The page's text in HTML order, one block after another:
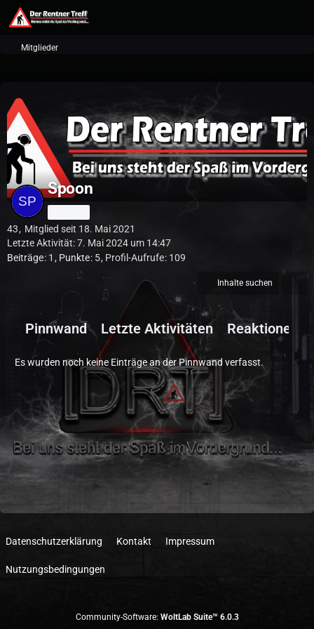
Mitglieder
Spoon
43
Mitglied seit 18. Mai 2021
Letzte Aktivität:7. Mai 2024 um 14:47
Beiträge 1 Punkte 5 Profil-Aufrufe 109
Inhalte suchen
Pinnwand Letzte Aktivitäten Reaktionen
Es wurden noch keine Einträge an der Pinnwand verfasst.
Datenschutzerklärung Kontakt Impressum
Nutzungsbedingungen
Community-Software: WoltLab Suite™ 6.0.3